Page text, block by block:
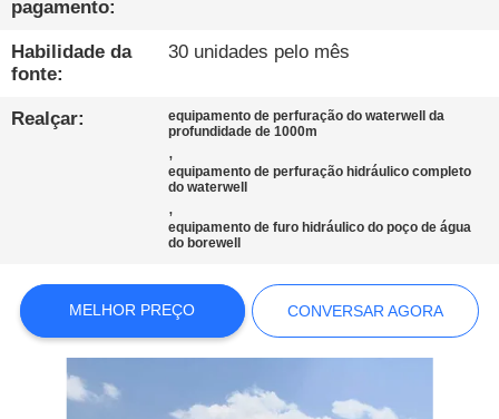
CONVERSAR
AGORA
MAPA
DO
SITE
pagamento:
Habilidade da
fonte:
30 unidades pelo mês
Realçar:
equipamento de perfuração do waterwell da
profundidade de 1000m
,
equipamento de perfuração hidráulico completo
do waterwell
,
equipamento de furo hidráulico do poço de água
do borewell
MELHOR PREÇO CONVERSAR AGORA